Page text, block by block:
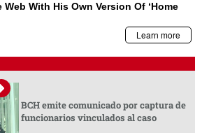
BCH emite comunicado por captura de
funcionarios vinculados al caso